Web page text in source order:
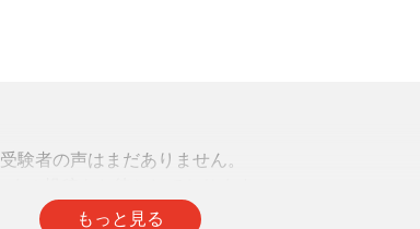
受験者の声はまだありません。
もっと見る